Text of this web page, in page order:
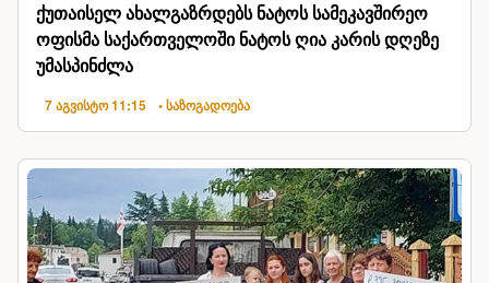
ქუთაისელ ახალგაზრდებს ნატოს სამეკავშირეო
ოფისმა საქართველოში ნატოს ღია კარის დღეზე
უმასპინძლა
7 აგვისტო 11:15 • საზოგადოება